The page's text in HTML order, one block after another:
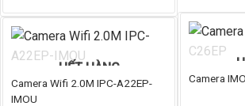
Camera
HẾT HÀNG
Camera Wifi 2.0M IPC-A22EP-
IMOU